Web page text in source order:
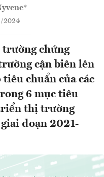
2024
chứng
cận biên lên
chuẩn của các
6 mục tiêu
thị trường
đoạn 2021-